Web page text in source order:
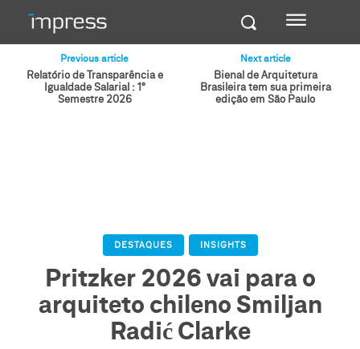
Previous article
Relatório de Transparência e
Igualdade Salarial : 1°
Semestre 2026
Next article
Bienal de Arquitetura
Brasileira tem sua primeira
edição em São Paulo
DESTAQUES INSIGHTS
Pritzker 2026 vai para o
arquiteto chileno Smiljan
Radić Clarke